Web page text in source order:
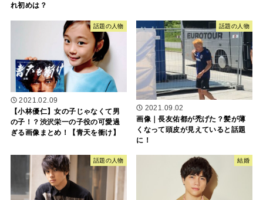
れ初めは？
話題の人物
2021.02.09
【小林優仁】女の子じゃなくて男
の子！？渋沢栄一の子役の可愛過
ぎる画像まとめ！【青天を衝け】
話題の人物
2021.09.02
画像｜長友佑都が禿げた？髪が薄
くなって頭皮が見えていると話題
に！
話題の人物 結婚